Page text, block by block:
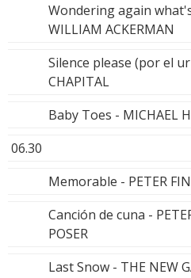
Wondering again
WILLIAM ACKERMAN
Silence please (por el
CHAPITAL
Baby Toes - MICHAEL
06.30
Memorable - PETER
Canción de cuna -
POSER
Last Snow - THE NEW